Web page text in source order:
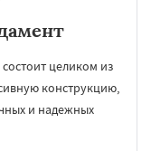
целиком из
конструкцию,
и надежных